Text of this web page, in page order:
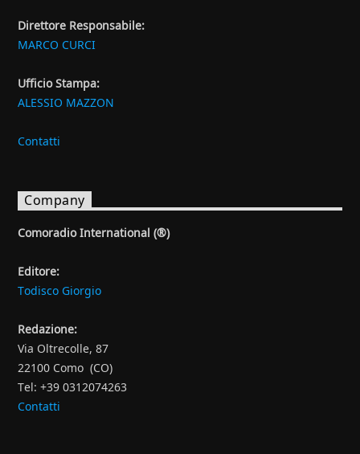
Direttore Responsabile:
MARCO CURCI
Ufficio Stampa:
ALESSIO MAZZON
Contatti
Company
Comoradio International (®)
Editore:
Todisco Giorgio
Redazione:
Via Oltrecolle, 87
22100 Como (CO)
Tel: +39 0312074263
Contatti